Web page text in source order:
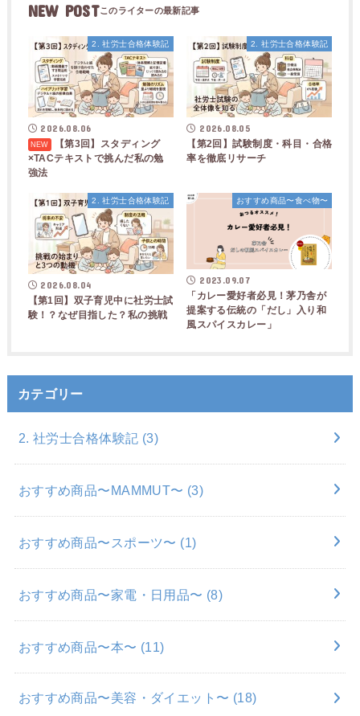
NEW POST
2. 社労士合格体験記
2026.08.06
【第3回】スタディング
×TACテキストで挑んだ私の勉
強法
2. 社労士合格体験記
2026.08.05
【第2回】試験制度・科目・合格
率を徹底リサーチ
2. 社労士合格体験記
2026.08.04
【第1回】双子育児中に社労士試
験！？なぜ目指した？私の挑戦
おすすめ商品〜食べ物〜
2023.09.07
「カレー愛好者必見！茅乃舎が
提案する伝統の「だし」入り和
風スパイスカレー」
カテゴリー
2. 社労士合格体験記 (3)
おすすめ商品〜MAMMUT〜 (3)
おすすめ商品〜スポーツ〜 (1)
おすすめ商品〜家電・日用品〜 (8)
おすすめ商品〜本〜 (11)
おすすめ商品〜美容・ダイエット〜 (18)